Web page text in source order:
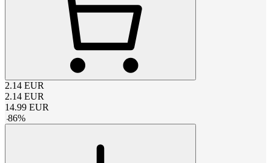
2.14 EUR
2.14 EUR
14.99 EUR
-86%